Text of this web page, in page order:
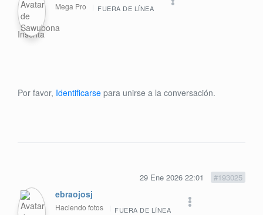
Mega Pro FUERA DE LÍNEA
Inscrita
Por favor, Identificarse para unirse a la conversación.
29 Ene 2026 22:01 #193025
ebraojosj
Haciendo fotos FUERA DE LÍNEA